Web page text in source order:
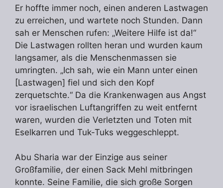
Er hoffte immer noch, einen anderen Lastwagen
zu erreichen, und wartete noch Stunden. Dann
sah er Menschen rufen: „Weitere Hilfe ist da!“
Die Lastwagen rollten heran und wurden kaum
langsamer, als die Menschenmassen sie
umringten. „Ich sah, wie ein Mann unter einen
[Lastwagen] fiel und sich den Kopf
zerquetschte.“ Da die Krankenwagen aus Angst
vor israelischen Luftangriffen zu weit entfernt
waren, wurden die Verletzten und Toten mit
Eselkarren und Tuk-Tuks weggeschleppt.
Abu Sharia war der Einzige aus seiner
Großfamilie, der einen Sack Mehl mitbringen
konnte. Seine Familie, die sich große Sorgen